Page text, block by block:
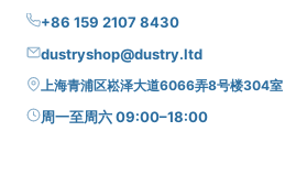
+86 159 2107 8430
dustryshop@dustry.ltd
上海青浦区崧泽大道6066弄8号楼304室
周一至周六 09:00–18:00